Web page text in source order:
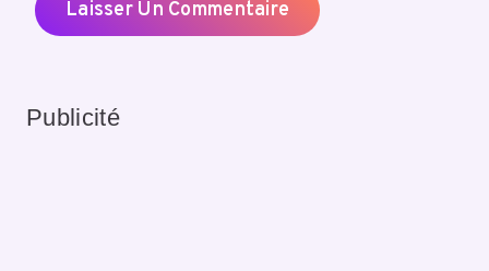
Publicité